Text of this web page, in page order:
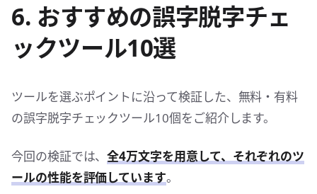
6. おすすめの誤字脱字チェ
ックツール10選
ツールを選ぶポイントに沿って検証した、無料・有料
の誤字脱字チェックツール10個をご紹介します。
今回の検証では、全4万文字を用意して、それぞれのツ
ールの性能を評価しています。